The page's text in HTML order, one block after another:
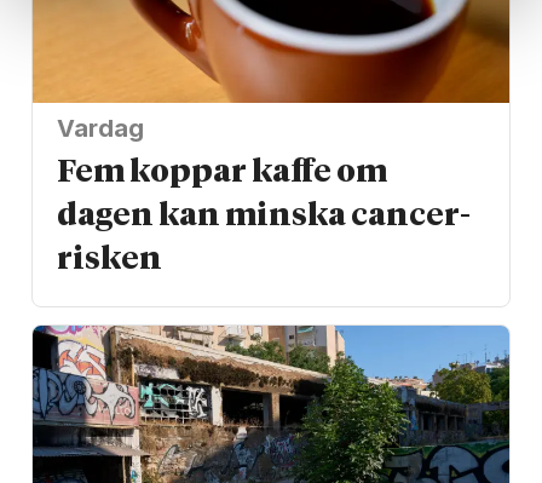
Vardag
Fem koppar kaffe om
dagen kan minska cancer­
risken